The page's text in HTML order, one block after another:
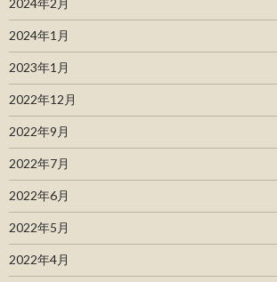
2024年2月
2024年1月
2023年1月
2022年12月
2022年9月
2022年7月
2022年6月
2022年5月
2022年4月